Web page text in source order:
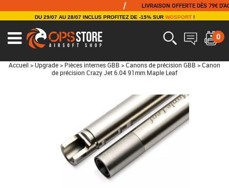
LIVRAISON OFFERTE DÈS 79€
DU 29/07 AU 28/07 INCLUS PROFITEZ DE -15% SUR WOSPORT!
0
Accueil > Upgrade > Pièces internes GBB > Canons de précision GBB > Canon
de précision Crazy Jet 6.04 91mm Maple Leaf